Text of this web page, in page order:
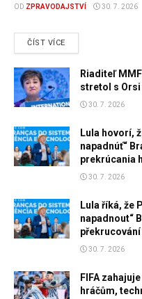
OD ZPRAVODAJSTVÍ 30. 7. 2026
ČÍST VÍCEDETAILS
Riaditeľ
stretol s
30. 7. 2026
Lula hovorí,
napadnúť“
prekrúcania
30. 7. 2026
Lula říká, že
napadnout“
30. 7. 2026
FIFA
hráčům,